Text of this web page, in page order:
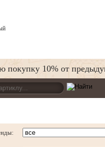
покупку 10% от